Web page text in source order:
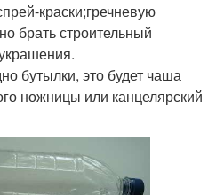
краски;гречневую
брать строительный
бутылки, это будет чаша
ножницы или канцелярский